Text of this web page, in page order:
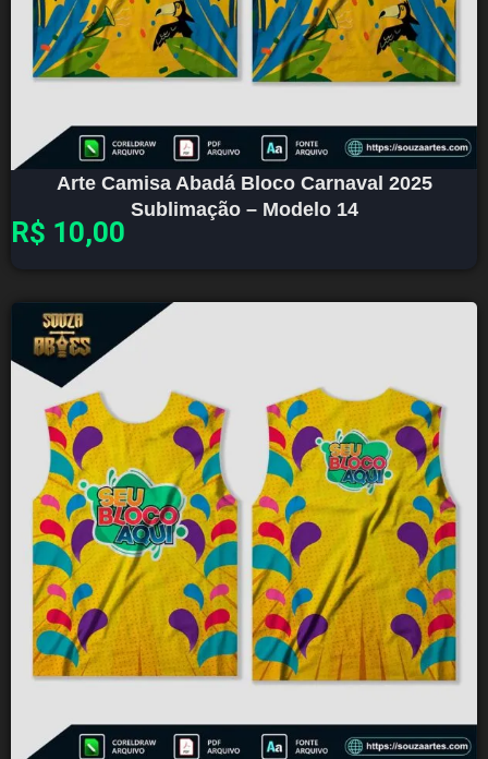
Arte Camisa Abadá Bloco Carnaval 2025
Sublimação – Modelo 14
R$ 10,00